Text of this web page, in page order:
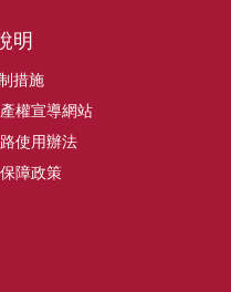
明
措施
權宣導網站
使用辦法
障政策